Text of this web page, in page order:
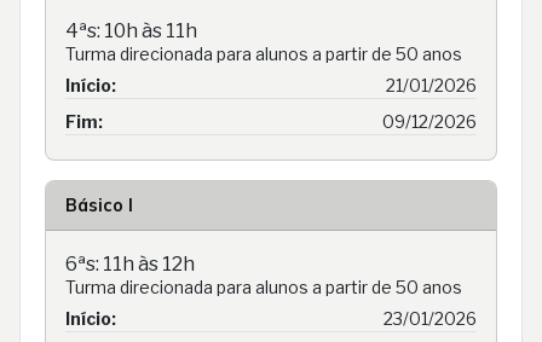
4ªs: 10h às 11h
Turma direcionada para alunos a partir de 50 anos
Início:
21/01/2026
Fim:
09/12/2026
Básico I
6ªs: 11h às 12h
Turma direcionada para alunos a partir de 50 anos
Início:
23/01/2026